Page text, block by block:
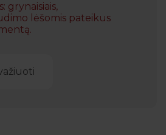
grynaisiais,
lėšomis pateikus